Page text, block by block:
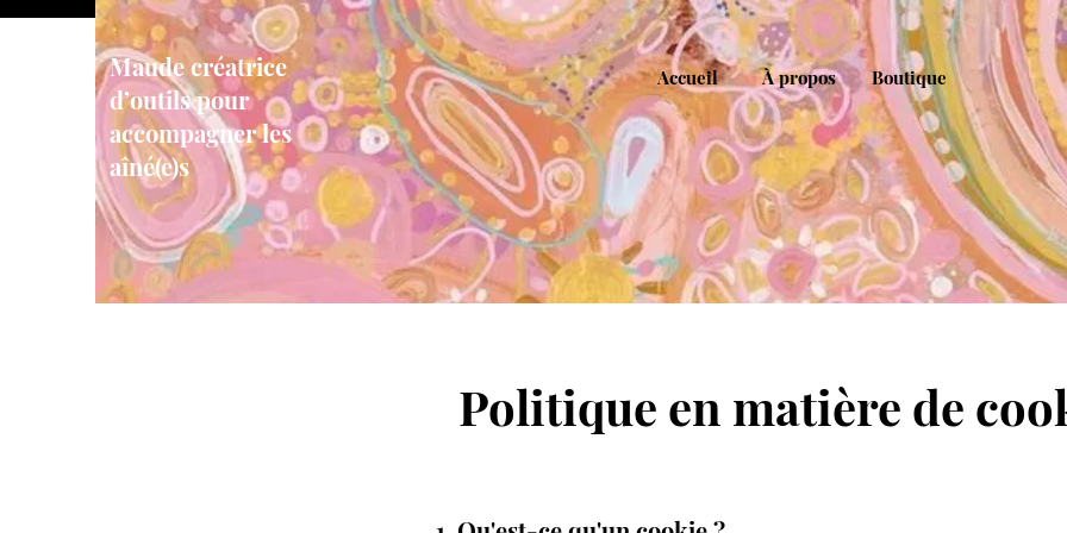
Maude créatrice
d’outils pour
accompagner les
aîné(e)s
Accueil À propos Boutique
Politique en matière de